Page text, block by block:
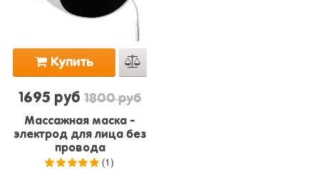
Купить
1695 руб 1800 руб
Массажная маска -
электрод для лица без
провода
(1)